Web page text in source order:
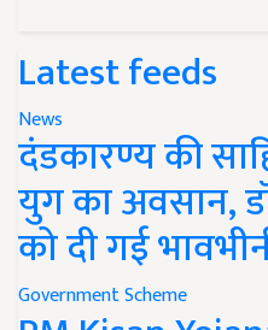
Latest feeds
News
दंडकारण्य की
युग का अवसान,
को दी गई
Government Scheme